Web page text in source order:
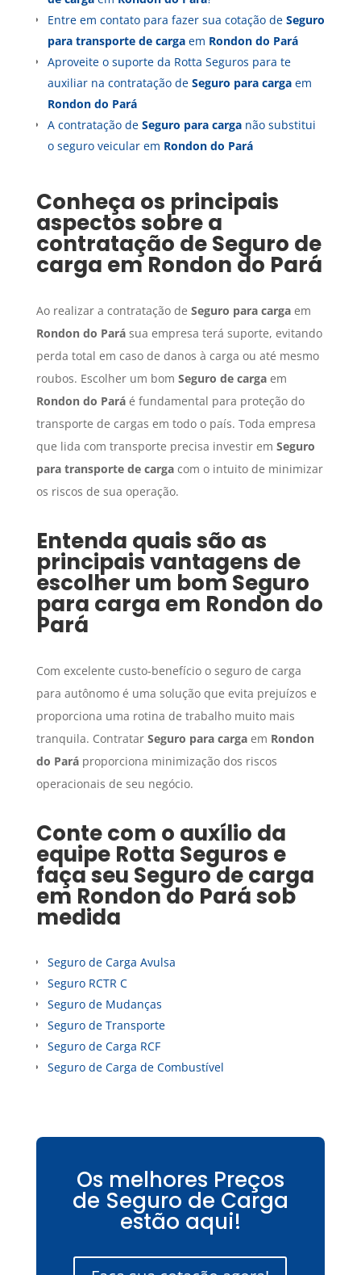
Entre em contato para fazer sua cotação de Seguro
para transporte de cargaem Rondon do Pará
Aproveite o suporte da Rotta Seguros para te
auxiliar na contratação de Seguro para cargaem
Rondon do Pará
A contratação de Seguro para carganão substitui
o seguro veicular em Rondon do Pará
Conheça os principais
aspectos sobre a
contratação deSeguro de
carga emRondon do Pará
Ao realizar a contratação de Seguro para cargaem
Rondon do Parásua empresa terá suporte, evitando
perda total em caso de danos à carga ou até mesmo
roubos. Escolher um bom Seguro de cargaem
Rondon do Paráé fundamental para proteção do
transporte de cargas em todo o país. Toda empresa
que lida com transporte precisa investir em Seguro
para transporte de cargacom o intuito de minimizar
os riscos de sua operação.
Entenda quais são as
principais vantagens de
escolher um bomSeguro
para carga em Rondon do
Pará
Com excelente custo-benefício o seguro de carga
para autônomo é uma solução que evita prejuízos e
proporciona uma rotina de trabalho muito mais
tranquila. Contratar Seguro para cargaem Rondon
do Paráproporciona minimização dos riscos
operacionais de seu negócio.
Conte com o auxílio da
equipe Rotta Seguros e
faça seu Seguro de carga
em Rondon do Parásob
medida
Seguro de Carga Avulsa
Seguro RCTR C
Seguro de Mudanças
Seguro de Transporte
Seguro de Carga RCF
Seguro de Carga de Combustível
Os melhores Preços
de Seguro de Carga
estão aqui!